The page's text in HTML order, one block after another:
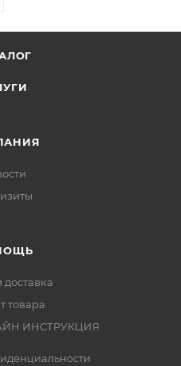
товара
ИНСТРУКЦИЯ